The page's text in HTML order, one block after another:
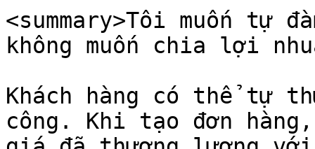
<summary>Tôi muốn tự
không muốn chia lợi
Khách hàng có thể tự
công. Khi tạo đơn